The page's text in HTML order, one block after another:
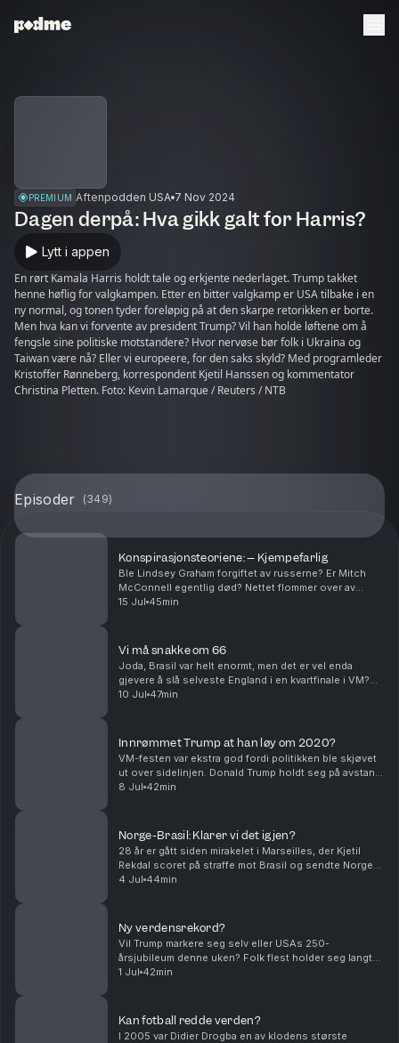
PREMIUM Aftenpodden USA 7 Nov 2024
Dagen derpå: Hva gikk galt for Harris?
Lytt i appen
En rørt Kamala Harris holdt tale og erkjente nederlaget. Trump takket
henne høflig for valgkampen. Etter en bitter valgkamp er USA tilbake i en
ny normal, og tonen tyder foreløpig på at den skarpe retorikken er borte.
Men hva kan vi forvente av president Trump? Vil han holde løftene om å
fengsle sine politiske motstandere? Hvor nervøse bør folk i Ukraina og
Taiwan være nå? Eller vi europeere, for den saks skyld? Med programleder
Kristoffer Rønneberg, korrespondent Kjetil Hanssen og kommentator
Christina Pletten. Foto: Kevin Lamarque / Reuters / NTB
Episoder (349)
Konspirasjonsteoriene: – Kjempefarlig
Ble Lindsey Graham forgiftet av russerne? Er Mitch
McConnell egentlig død? Nettet flommer over av
konspirasjonsteorier om disse og andre amerikanske
15 Jul 45min
Vi må snakke om 66
Joda, Brasil var helt enormt, men det er vel enda
gjevere å slå selveste England i en kvartfinale i VM?
Landet der moderne fotball oppsto, landet som ga
10 Jul 47min
Innrømmet Trump at han løy om 2020?
VM-festen var ekstra god fordi politikken ble skjøvet
ut over sidelinjen. Donald Trump holdt seg på avstand.
Men så fikk en amerikansk spiller rødt kort, og da ble
8 Jul 42min
Norge-Brasil: Klarer vi det igjen?
28 år er gått siden mirakelet i Marseilles, der Kjetil
Rekdal scoret på straffe mot Brasil og sendte Norge
videre i VM. Nå får landslaget en ny mulighet til å
4 Jul 44min
Ny verdensrekord?
Vil Trump markere seg selv eller USAs 250-
årsjubileum denne uken? Folk flest holder seg langt
unna den store nasjonale feiringen på The Mall i
1 Jul 42min
Kan fotball redde verden?
I 2005 var Didier Drogba en av klodens største